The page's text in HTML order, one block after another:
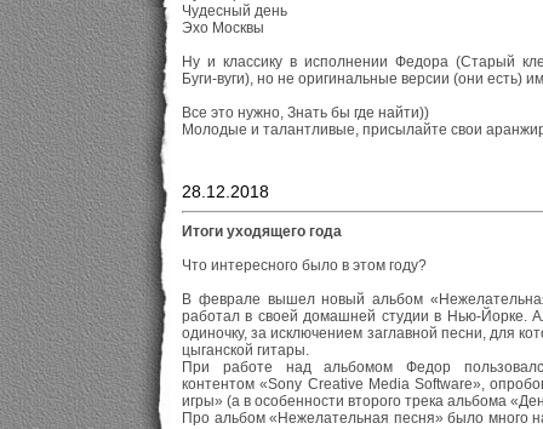
Чудесный день
Эхо Москвы
Ну и классику в исполнении Федора (Старый
Буги-вуги), но не оригинальные версии (они есть)
Все это нужно, Знать бы где найти))
Молодые и талантливые, присылайте свои
28.12.2018
Итоги уходящего года
Что интересного было в этом году?
В феврале вышел новый альбом
работал в своей домашней студии в Нью-Йорке.
одиночку, за исключением заглавной песни, для
цыганской гитары.
При работе над альбомом Федор
контентом «Sony Creative Media Software»,
игры» (а в особенности второго трека альбома
Про альбом «Нежелательная песня» было много